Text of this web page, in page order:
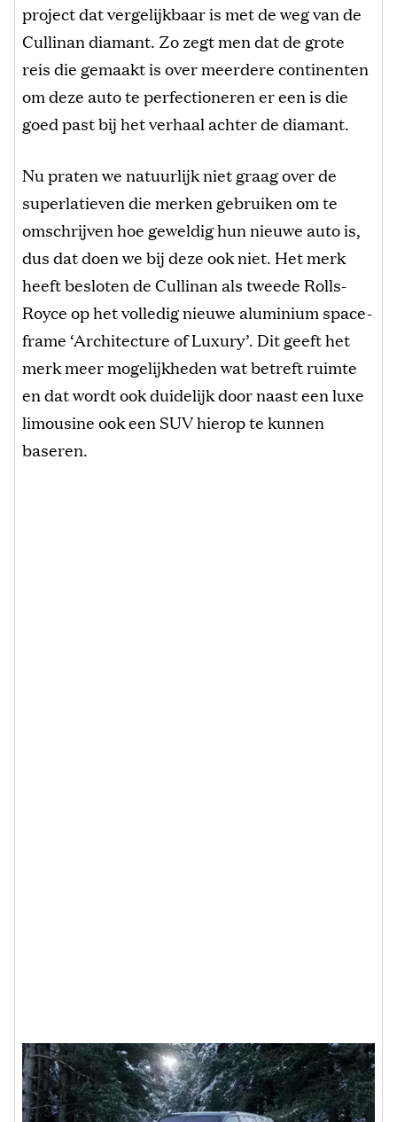
project dat vergelijkbaar is met de weg van de
Cullinan diamant. Zo zegt men dat de grote
reis die gemaakt is over meerdere continenten
om deze auto te perfectioneren er een is die
goed past bij het verhaal achter de diamant.
Nu praten we natuurlijk niet graag over de
superlatieven die merken gebruiken om te
omschrijven hoe geweldig hun nieuwe auto is,
dus dat doen we bij deze ook niet. Het merk
heeft besloten de Cullinan als tweede Rolls-
Royce op het volledig nieuwe aluminium space-
frame ‘Architecture of Luxury’. Dit geeft het
merk meer mogelijkheden wat betreft ruimte
en dat wordt ook duidelijk door naast een luxe
limousine ook een SUV hierop te kunnen
baseren.